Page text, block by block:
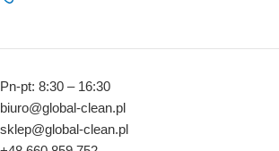
Pn-pt: 8:30 – 16:30
biuro@global-clean.pl
sklep@global-clean.pl